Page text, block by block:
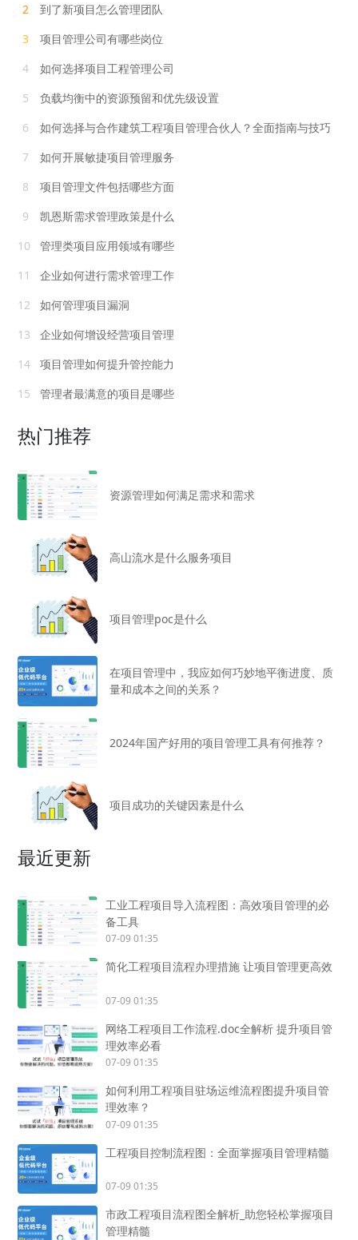
2
到了新项目怎么管理团队
3
项目管理公司有哪些岗位
4
如何选择项目工程管理公司
5
负载均衡中的资源预留和优先级设置
6
如何选择与合作建筑工程项目管理合伙人？全面指南与技巧
7
如何开展敏捷项目管理服务
8
项目管理文件包括哪些方面
9
凯恩斯需求管理政策是什么
10
管理类项目应用领域有哪些
11
企业如何进行需求管理工作
12
如何管理项目漏洞
13
企业如何增设经营项目管理
14
项目管理如何提升管控能力
15
管理者最满意的项目是哪些
热门推荐
资源管理如何满足需求和需求
高山流水是什么服务项目
项目管理poc是什么
在项目管理中，我应如何巧妙地平衡进度、质
量和成本之间的关系？
2024年国产好用的项目管理工具有何推荐？
项目成功的关键因素是什么
最近更新
工业工程项目导入流程图：高效项目管理的必
备工具
07-09 01:35
简化工程项目流程办理措施 让项目管理更高效
07-09 01:35
网络工程项目工作流程.doc全解析 提升项目管
理效率必看
07-09 01:35
如何利用工程项目驻场运维流程图提升项目管
理效率？
07-09 01:35
工程项目控制流程图：全面掌握项目管理精髓
07-09 01:35
市政工程项目流程图全解析_助您轻松掌握项目
管理精髓